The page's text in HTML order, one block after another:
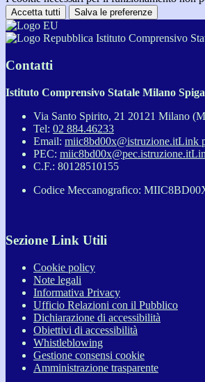
Accetta tutti Salva le preferenze
Istituto Comprensivo
Contatti
Istituto Comprensivo Statale Milano Spiga
Via Santo Spirito, 21 20121 Milano
Tel: 02 884.46233
Email: miic8bd00x@istruzione.itLink
PEC: miic8bd00x@pec.istruzione.it
C.F.: 80128510155
Codice Meccanografico:
Sezione Link Utili
Cookie policy
Note legali
Informativa Privacy
Ufficio Relazioni con il Pubblico
Dichiarazione di accessibilità
Obiettivi di accessibilità
Whistleblowing
Gestione consensi cookie
Amministrazione trasparente